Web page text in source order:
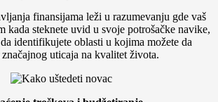
finansijama leži u razumevanju gde vaš
kada steknete uvid u svoje potrošačke navike,
identifikujete oblasti u kojima možete da
značajnog uticaja na kvalitet života.